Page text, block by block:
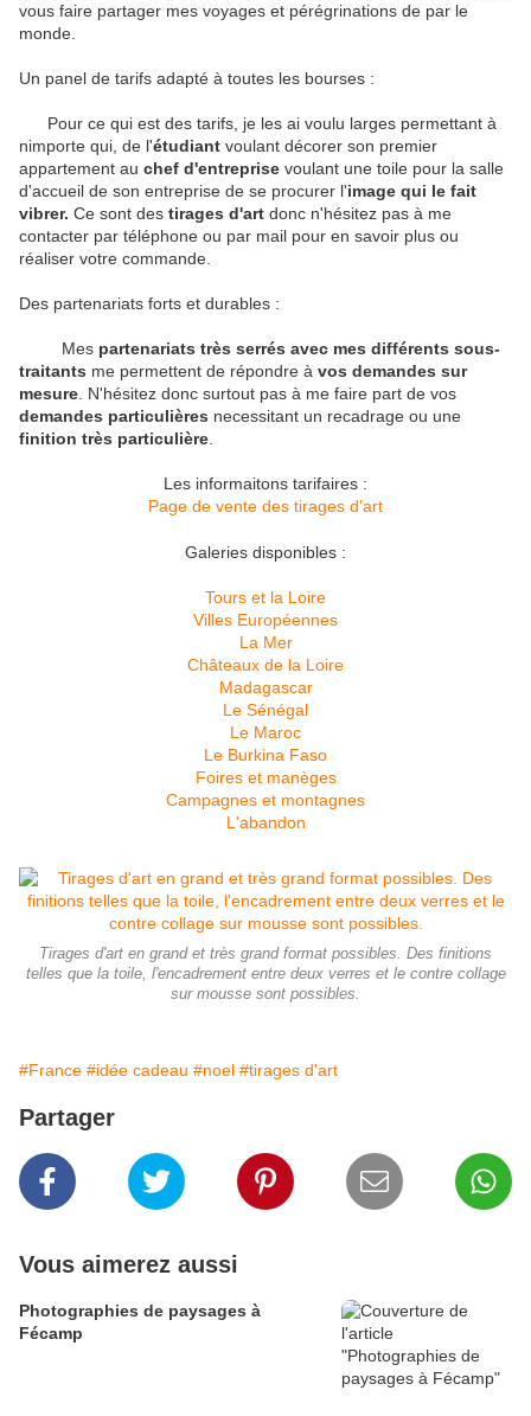
vous faire partager mes voyages et pérégrinations de par le
monde.
Un panel de tarifs adapté à toutes les bourses :
Pour ce qui est des tarifs, je les ai voulu larges permettant à
nimporte qui, de l'étudiant voulant décorer son premier
appartement au chef d'entreprise voulant une toile pour la salle
d'accueil de son entreprise de se procurer l'image qui le fait
vibrer. Ce sont des tirages d'art donc n'hésitez pas à me
contacter par téléphone ou par mail pour en savoir plus ou
réaliser votre commande.
Des partenariats forts et durables :
Mes partenariats très serrés avec mes différents sous-
traitants me permettent de répondre à vos demandes sur
mesure . N'hésitez donc surtout pas à me faire part de vos
demandes particulières necessitant un recadrage ou une
finition très particulière
Les informaitons tarifaires :
Page de vente des tirages d'art
Galeries disponibles :
Tours et la Loire
Villes Européennes
La Mer
Châteaux de la Loire
Madagascar
Le Sénégal
Le Maroc
Le Burkina Faso
Foires et manèges
Campagnes et montagnes
L'abandon
Tirages d'art en grand et très grand format possibles. Des finitions
telles que la toile, l'encadrement entre deux verres et le contre collage
sur mousse sont possibles.
#France #idée cadeau #noel #tirages d'art
Partager
Vous aimerez aussi
Photographies de paysages à
Fécamp